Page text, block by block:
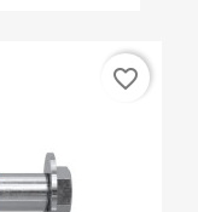
favorite_border